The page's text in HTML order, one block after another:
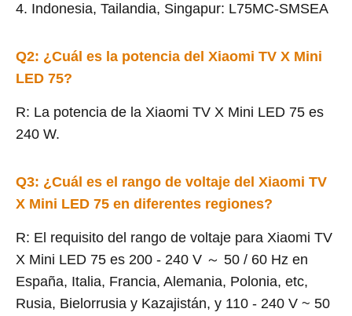
4. Indonesia, Tailandia, Singapur: L75MC-SMSEA
Q2: ¿Cuál es la potencia del Xiaomi TV X Mini
LED 75?
R: La potencia de la Xiaomi TV X Mini LED 75 es
240 W.
Q3: ¿Cuál es el rango de voltaje del Xiaomi TV
X Mini LED 75 en diferentes regiones?
R: El requisito del rango de voltaje para Xiaomi TV
X Mini LED 75 es 200 - 240 V ～ 50 / 60 Hz en
España, Italia, Francia, Alemania, Polonia, etc,
Rusia, Bielorrusia y Kazajistán, y 110 - 240 V ~ 50